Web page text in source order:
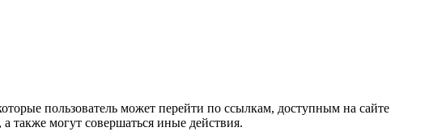
пользователь может перейти по ссылкам, доступным на сайте
также могут совершаться иные действия.